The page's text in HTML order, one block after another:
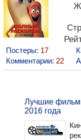
Постеры: 17
Комментарии: 22
Лучшие
2016 года